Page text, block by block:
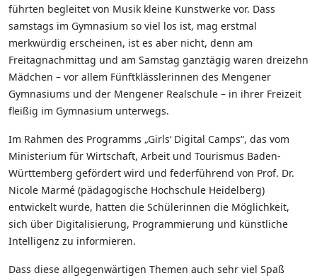
führten begleitet von Musik kleine Kunstwerke vor. Dass
samstags im Gymnasium so viel los ist, mag erstmal
merkwürdig erscheinen, ist es aber nicht, denn am
Freitagnachmittag und am Samstag ganztägig waren dreizehn
Mädchen – vor allem Fünftklässlerinnen des Mengener
Gymnasiums und der Mengener Realschule – in ihrer Freizeit
fleißig im Gymnasium unterwegs.
Im Rahmen des Programms „Girls‘ Digital Camps“, das vom
Ministerium für Wirtschaft, Arbeit und Tourismus Baden-
Württemberg gefördert wird und federführend von Prof. Dr.
Nicole Marmé (pädagogische Hochschule Heidelberg)
entwickelt wurde, hatten die Schülerinnen die Möglichkeit,
sich über Digitalisierung, Programmierung und künstliche
Intelligenz zu informieren.
Dass diese allgegenwärtigen Themen auch sehr viel Spaß